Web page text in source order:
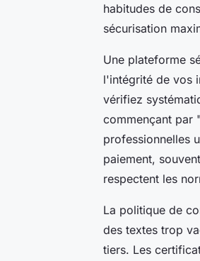
habitudes de
sécurisation
Une plateforme
l'intégrité de vos
vérifiez
commençant par
professionnelles
paiement,
respectent les
La politique de
des textes trop
tiers. Les